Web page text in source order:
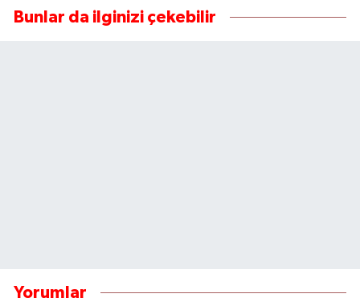
Bunlar da ilginizi çekebilir
Yorumlar